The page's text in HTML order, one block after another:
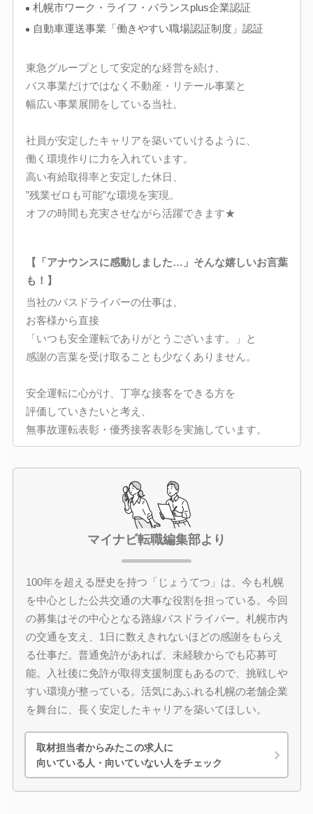
札幌市ワーク・ライフ・バランスplus企業認証
自動車運送事業「働きやすい職場認証制度」認証
東急グループとして安定的な経営を続け、
バス事業だけではなく不動産・リテール事業と
幅広い事業展開をしている当社。
社員が安定したキャリアを築いていけるように、
働く環境作りに力を入れています。
高い有給取得率と安定した休日、
”残業ゼロも可能”な環境を実現。
オフの時間も充実させながら活躍できます★
【「アナウンスに感動しました…」そんな嬉しいお言葉
も！】
当社のバスドライバーの仕事は、
お客様から直接
「いつも安全運転でありがとうございます。」と
感謝の言葉を受け取ることも少なくありません。
安全運転に心がけ、丁寧な接客をできる方を
評価していきたいと考え、
無事故運転表彰・優秀接客表彰を実施しています。
マイナビ転職編集部より
100年を超える歴史を持つ「じょうてつ」は、今も札幌
を中心とした公共交通の大事な役割を担っている。今回
の募集はその中心となる路線バスドライバー。札幌市内
の交通を支え、1日に数えきれないほどの感謝をもらえ
る仕事だ。普通免許があれば、未経験からでも応募可
能。入社後に免許が取得支援制度もあるので、挑戦しや
すい環境が整っている。活気にあふれる札幌の老舗企業
を舞台に、長く安定したキャリアを築いてほしい。
取材担当者からみたこの求人に
向いている人・向いていない人をチェック